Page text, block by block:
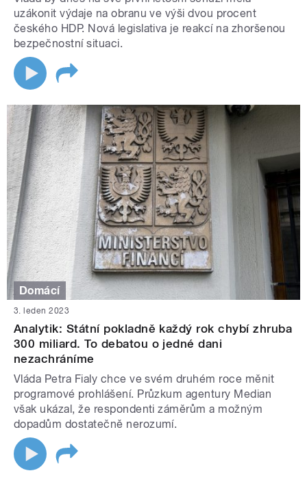
uzákonit výdaje na obranu ve výši dvou procent
českého HDP. Nová legislativa je reakcí na zhoršenou
bezpečnostní situaci.
Domácí
3. leden 2023
Analytik: Státní pokladně každý rok chybí zhruba
300 miliard. To debatou o jedné dani
nezachráníme
Vláda Petra Fialy chce ve svém druhém roce měnit
programové prohlášení. Průzkum agentury Median
však ukázal, že respondenti záměrům a možným
dopadům dostatečně nerozumí.